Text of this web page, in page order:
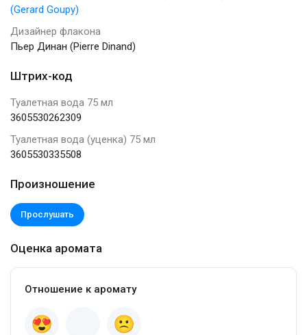
(Gerard Goupy)
Дизайнер флакона
Пьер Динан (Pierre Dinand)
Штрих-код
Туалетная вода 75 мл
3605530262309
Туалетная вода (уценка) 75 мл
3605530335508
Произношение
Прослушать
Оценка аромата
Отношение к аромату